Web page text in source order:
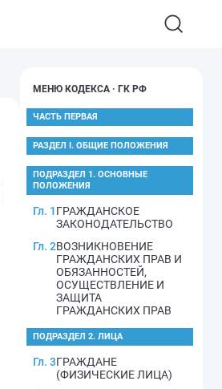
МЕНЮ КОДЕКСА · ГК РФ
ЧАСТЬ ПЕРВАЯ
РАЗДЕЛ I. ОБЩИЕ ПОЛОЖЕНИЯ
ПОДРАЗДЕЛ 1. ОСНОВНЫЕ
ПОЛОЖЕНИЯ
Гл. 1ГРАЖДАНСКОЕ
ЗАКОНОДАТЕЛЬСТВО
Гл. 2ВОЗНИКНОВЕНИЕ
ГРАЖДАНСКИХ ПРАВ И
ОБЯЗАННОСТЕЙ,
ОСУЩЕСТВЛЕНИЕ И
ЗАЩИТА
ГРАЖДАНСКИХ ПРАВ
ПОДРАЗДЕЛ 2. ЛИЦА
Гл. 3ГРАЖДАНЕ
(ФИЗИЧЕСКИЕ ЛИЦА)